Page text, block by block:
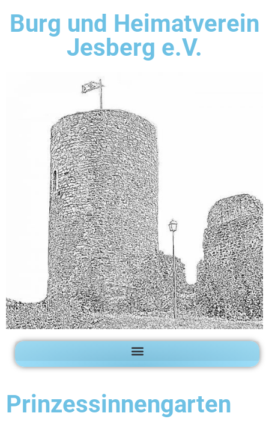
Burg und Heimatverein
Jesberg e.V.
Prinzessinnengarten